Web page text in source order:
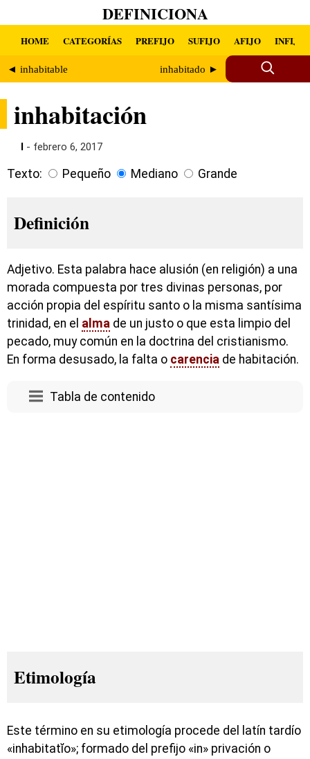
DEFINICIONA
HOME CATEGORÍAS PREFIJO SUFIJO AFIJO INFIJO
◄ inhabitable inhabitado ►
inhabitación
I - febrero 6, 2017
Texto: Pequeño Mediano Grande
Definición
Adjetivo. Esta palabra hace alusión (en religión) a una
morada compuesta por tres divinas personas, por
acción propia del espíritu santo o la misma santísima
trinidad, en el alma de un justo o que esta limpio del
pecado, muy común en la doctrina del cristianismo.
En forma desusado, la falta o carencia de habitación.
Tabla de contenido
Etimología
Este término en su etimología procede del latín tardío
«inhabitatĭo»; formado del prefijo «in» privación o